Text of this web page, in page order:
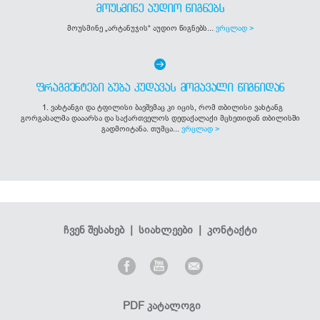
ᲛᲝᲣᲡᲛᲘᲜᲔ ᲐᲣᲓᲘᲝ ᲬᲘᲒᲜᲔᲑᲡ
მოუსმინე „არტანუჯის“ აუდიო წიგნებს... ვრცლად >
ᲤᲠᲐᲒᲛᲔᲜᲢᲔᲑᲘ ᲑᲣᲑᲐ ᲙᲣᲓᲐᲕᲐᲡ ᲛᲝᲛᲐᲕᲐᲚᲘ ᲬᲘᲒᲜᲘᲓᲐᲜ
1. ვახტანგი და ტფილისი ბავშვმაც კი იცის, რომ თბილისი ვახტანგ
გორგასალმა დააარსა და საქართველოს დედაქალაქი მცხეთიდან თბილისში
გადმოიტანა. თუმცა... ვრცლად >
ჩვენ შესახებ| სიახლეები| კონტაქტი
PDF კატალოგი